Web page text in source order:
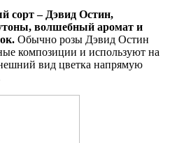
сорт – Дэвид Остин,
волшебный аромат и
Обычно розы Дэвид Остин
композиции и используют на
вид цветка напрямую